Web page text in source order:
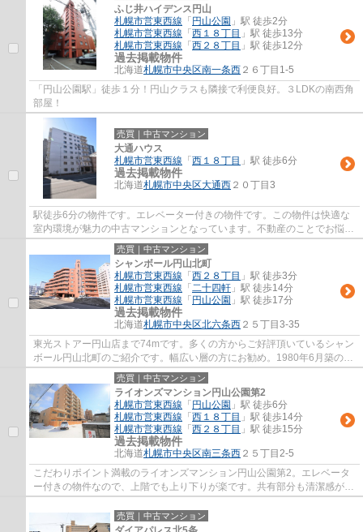
ふじ井ハイデンス円山
札幌市営東西線 「 円山公園 」駅 徒歩2分
札幌市営東西線 「 西１８丁目 」駅 徒歩13分
札幌市営東西線 「 西２８丁目 」駅 徒歩12分
過去掲載物件
北海道札幌市中央区南一条西 ２６丁目1-5
「円山公園駅」徒歩１分！円山クラスも隣接で利便良好。３LDKの南西角
部屋！
売買｜中古マンション
大通ハウス
札幌市営東西線 「 西１８丁目 」駅 徒歩6分
過去掲載物件
北海道札幌市中央区大通西 ２０丁目3
駅徒歩6分の物件です。エレベーター付きの物件です。この物件は快適な
室内環境が魅力の中古マンションとなっています。不動産のことでお悩み
なら、先ずは当社をお尋ねください。当社の...
売買｜中古マンション
シャンボール円山北町
札幌市営東西線 「 西２８丁目 」駅 徒歩3分
札幌市営東西線 「 二十四軒 」駅 徒歩14分
札幌市営東西線 「 円山公園 」駅 徒歩17分
過去掲載物件
北海道札幌市中央区北六条西 ２５丁目3-35
東光ストアー円山店まで74mです。多くの方からご好評頂いているシャン
ボール円山北町のご紹介です。幅広い層の方にお勧め。1980年6月築の室
内も広々とした物件で来客応対にも安心です...
売買｜中古マンション
ライオンズマンション円山公園第2
札幌市営東西線 「 円山公園 」駅 徒歩6分
札幌市営東西線 「 西１８丁目 」駅 徒歩14分
札幌市営東西線 「 西２８丁目 」駅 徒歩15分
過去掲載物件
北海道札幌市中央区南三条西 ２５丁目2-5
こだわりポイント満載のライオンズマンション円山公園第2。エレベータ
ー付きの物件なので、上階でも上り下りが楽です。共有部分も清潔感があ
り、綺麗な中古マンションです。好評の駅近...
売買｜中古マンション